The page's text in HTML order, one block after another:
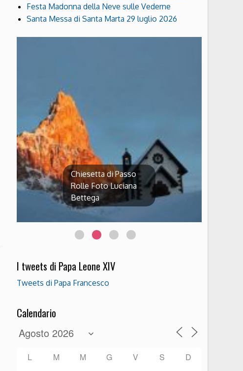
Festa Madonna della Neve sulle Vederne
Santa Messa di Santa Marta 29 luglio 2026
Chiesetta di Passo
Rolle Foto Luciana
Bettega
I tweets di Papa Leone XIV
Tweets di Papa Francesco
Calendario
L M M G V S D